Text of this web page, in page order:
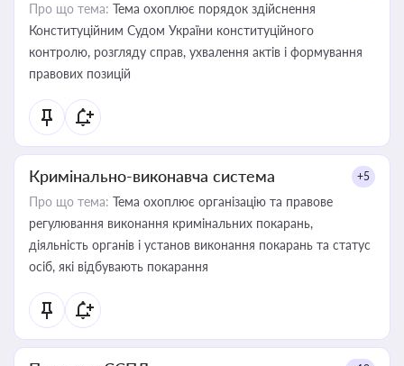
Про що тема: Тема охоплює порядок здійснення
Конституційним Судом України конституційного
контролю, розгляду справ, ухвалення актів і формування
правових позицій
Кримінально-виконавча система +5
Про що тема: Тема охоплює організацію та правове
регулювання виконання кримінальних покарань,
діяльність органів і установ виконання покарань та статус
осіб, які відбувають покарання